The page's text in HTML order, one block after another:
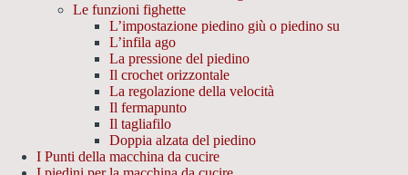
Le funzioni fighette
L’impostazione piedino giù o piedino su
L’infila ago
La pressione del piedino
Il crochet orizzontale
La regolazione della velocità
Il fermapunto
Il tagliafilo
Doppia alzata del piedino
I Punti della macchina da cucire